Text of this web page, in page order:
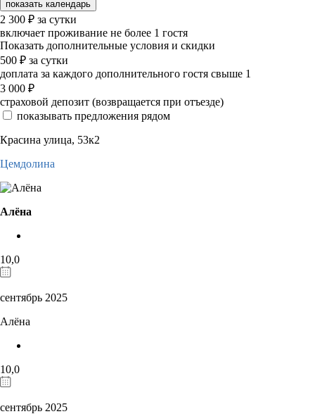
показать календарь
2 300 ₽ за сутки
включает проживание не более 1 гостя
Показать дополнительные условия и скидки
500 ₽ за сутки
доплата за каждого дополнительного гостя свыше 1
3 000 ₽
страховой депозит (возвращается при отъезде)
показывать предложения рядом
Красина улица, 53к2
Цемдолина
Алёна
10,0
сентябрь 2025
Алёна
10,0
сентябрь 2025